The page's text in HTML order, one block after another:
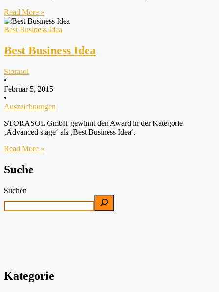
Read More »
Best Business Idea
Best Business Idea
Storasol
•
Februar 5, 2015
•
Auszeichnungen
STORASOL GmbH gewinnt den Award in der Kategorie
‚Advanced stage‘ als ‚Best Business Idea‘.
Read More »
Suche
Suchen
Kategorie